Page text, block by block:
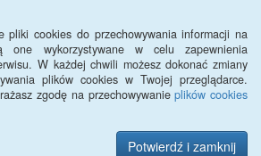
pliki cookies do przechowywania informacji na
one wykorzystywane w celu zapewnienia
W każdej chwili możesz dokonać zmiany
plików cookies w Twojej przeglądarce.
zgodę na przechowywanieplików cookies
Potwierdź i zamknij
w